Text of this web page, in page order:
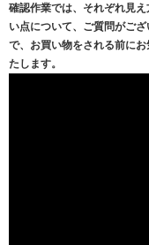
確認作業では、それぞれ見
い点について、ご質問がご
で、お買い物をされる前に
たします。